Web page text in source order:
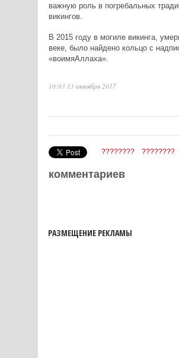
важную роль в погребальных
викингов.
В 2015 году в могиле викинга,
веке, было найдено кольцо с
«воимяАллаха».
10:03 13 октября 2017
???????? ????????
комментариев
РАЗМЕЩЕНИЕ РЕКЛАМЫ